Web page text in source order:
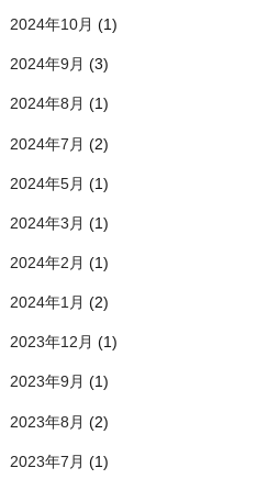
2024年10月 (1)
2024年9月 (3)
2024年8月 (1)
2024年7月 (2)
2024年5月 (1)
2024年3月 (1)
2024年2月 (1)
2024年1月 (2)
2023年12月 (1)
2023年9月 (1)
2023年8月 (2)
2023年7月 (1)